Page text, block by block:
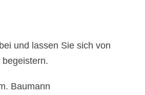
und lassen Sie sich von
Baumann